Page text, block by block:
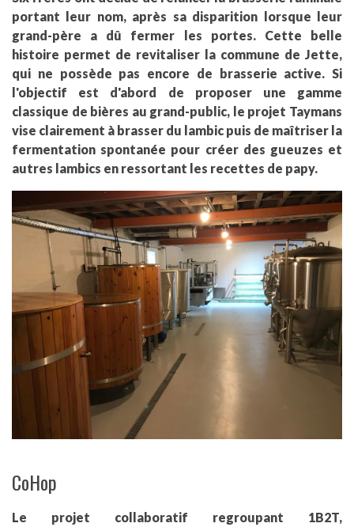
portant leur nom, après sa disparition lorsque leur
grand-père a dû fermer les portes. Cette belle
histoire permet de revitaliser la commune de Jette,
qui ne possède pas encore de brasserie active. Si
l'objectif est d'abord de proposer une gamme
classique de bières au grand-public, le projet Taymans
vise clairement à brasser du lambic puis de maîtriser la
fermentation spontanée pour créer des gueuzes et
autres lambics en ressortant les recettes de papy.
CoHop
Le projet collaboratif regroupant 1B2T,